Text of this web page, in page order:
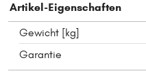
Artikel-Eigenschaften
Gewicht [kg]
Garantie